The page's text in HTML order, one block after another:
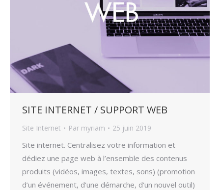
SITE INTERNET / SUPPORT WEB
Site Internet Par myriam 25 juin 2019
Site internet. Centralisez votre information et
dédiez une page web à l’ensemble des contenus
produits (vidéos, images, textes, sons) (promotion
d’un événement, d’une démarche, d’un nouvel outil)